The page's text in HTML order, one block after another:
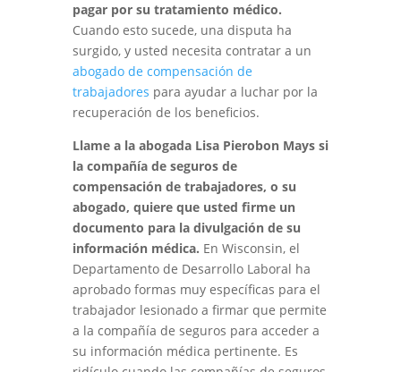
pagar por su tratamiento médico.
Cuando esto sucede, una disputa ha
surgido, y usted necesita contratar a un
abogado de compensación de
trabajadores para ayudar a luchar por la
recuperación de los beneficios.
Llame a la abogada Lisa Pierobon Mays si
la compañía de seguros de
compensación de trabajadores, o su
abogado, quiere que usted firme un
documento para la divulgación de su
información médica. En Wisconsin, el
Departamento de Desarrollo Laboral ha
aprobado formas muy específicas para el
trabajador lesionado a firmar que permite
a la compañía de seguros para acceder a
su información médica pertinente. Es